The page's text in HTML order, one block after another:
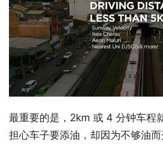
最重要的是，2km 或 4 分钟车程
担心车子要添油，却因为不够油而